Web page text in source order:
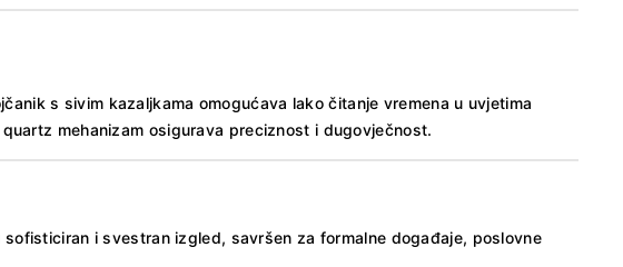
s sivim kazaljkama omogućava lako čitanje vremena u uvjetima
mehanizam osigurava preciznost i dugovječnost.
i svestran izgled, savršen za formalne događaje, poslovne